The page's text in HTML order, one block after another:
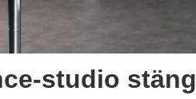
studio